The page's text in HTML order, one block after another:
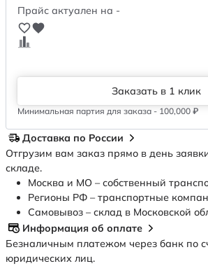
Прайс актуален на -
Заказать в 1 клик
Минимальная партия для заказа - 100,000 ₽
Доставка по России
Отгрузим вам заказ прямо в день
складе.
Москва и МО – собственный
Регионы РФ – транспортные
Самовывоз – склад в Московской
Информация об оплате
Безналичным платежом через банк по
юридических лиц.